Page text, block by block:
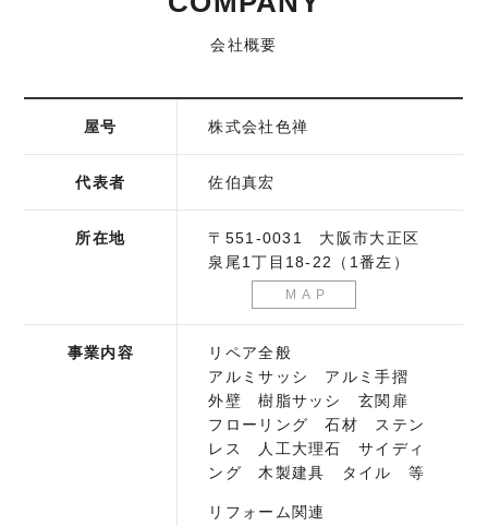
会社概要
屋号 株式会社色禅
代表者 佐伯真宏
所在地
〒551-0031 大阪市大正区
泉尾1丁目18-22（1番左）
MAP
事業内容
リペア全般
アルミサッシ アルミ手摺
外壁 樹脂サッシ 玄関扉
フローリング 石材 ステン
レス 人工大理石 サイディ
ング 木製建具 タイル 等
リフォーム関連